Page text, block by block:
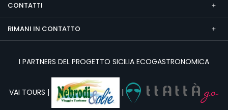
CONTATTI
RIMANI IN CONTATTO
I PARTNERS DEL PROGETTO SICILIA ECOGASTRONOMICA
VAI TOURS | |